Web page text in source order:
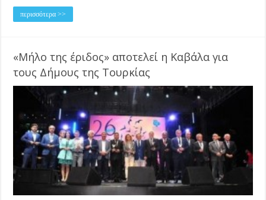
περισσότερα >>
«Μήλο της έριδος» αποτελεί η Καβάλα για
τους Δήμους της Τουρκίας